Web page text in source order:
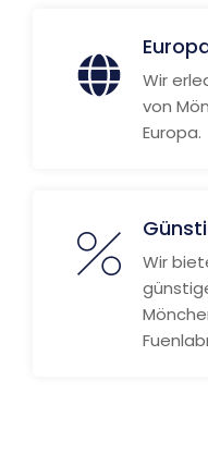
Wir
von
Europa.
Wir